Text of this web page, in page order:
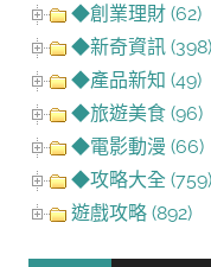
◆創業理財 (62)
◆新奇資訊 (398)
◆產品新知 (49)
◆旅遊美食 (96)
◆電影動漫 (66)
◆攻略大全 (759)
遊戲攻略 (892)